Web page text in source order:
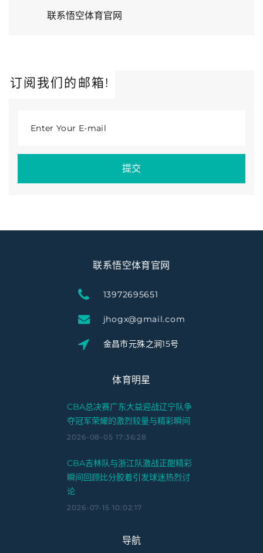
联系悟空体育官网
订阅我们的邮箱!
Enter Your E-mail
提交
联系悟空体育官网
13972695651
jhogx@gmail.com
金昌市元殊之涧15号
体育明星
CBA总决赛广东大益迎战辽宁队争
夺冠军荣耀的激烈较量与精彩瞬间
2026-08-05 17:36:28
CBA吉林队与浙江队激战正酣精彩
瞬间回顾比分胶着引发球迷热烈讨
论
2026-07-15 10:02:17
导航